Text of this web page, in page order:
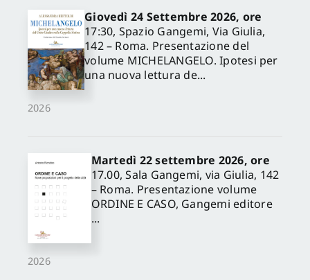
2026
Giovedì 24 Settembre 2026, ore
17:30, Spazio Gangemi, Via Giulia,
142 – Roma. Presentazione del
volume MICHELANGELO. Ipotesi per
una nuova lettura de...
2026
Martedì 22 settembre 2026, ore
17.00, Sala Gangemi, via Giulia, 142
– Roma. Presentazione volume
ORDINE E CASO, Gangemi editore
...